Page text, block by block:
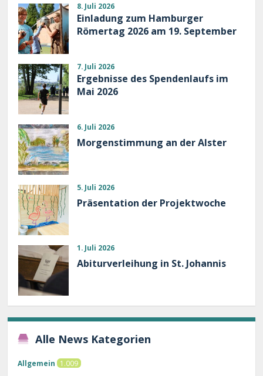
8. Juli 2026
Einladung zum Hamburger
Römertag 2026 am 19. September
7. Juli 2026
Ergebnisse des Spendenlaufs im
Mai 2026
6. Juli 2026
Morgenstimmung an der Alster
5. Juli 2026
Präsentation der Projektwoche
1. Juli 2026
Abiturverleihung in St. Johannis
Alle News Kategorien
Allgemein
1.009